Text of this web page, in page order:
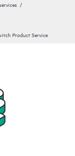
Product Service